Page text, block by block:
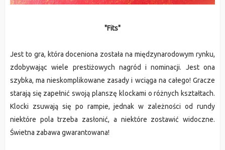
"Fits"
Jest to gra, która doceniona została na międzynarodowym rynku,
zdobywając wiele prestiżowych nagród i nominacji. Jest ona
szybka, ma nieskomplikowane zasady i wciąga na całego! Gracze
starają się zapełnić swoją planszę klockami o różnych kształtach.
Klocki zsuwają się po rampie, jednak w zależności od rundy
niektóre pola trzeba zasłonić, a niektóre zostawić widoczne.
Świetna zabawa gwarantowana!